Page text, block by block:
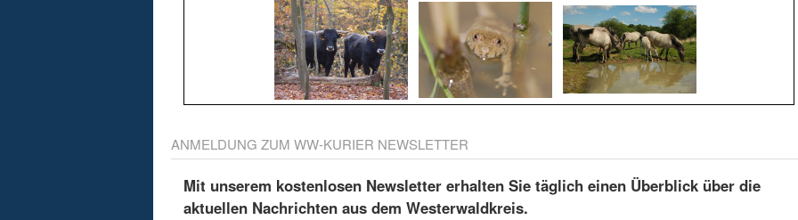
ANMELDUNG ZUM WW-KURIER NEWSLETTER
Mit unserem kostenlosen Newsletter erhalten Sie täglich einen Überblick über die
aktuellen Nachrichten aus dem Westerwaldkreis.